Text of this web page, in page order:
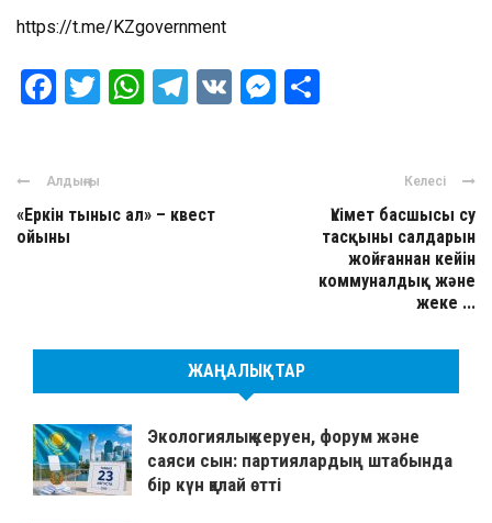
https://t.me/KZgovernment
Facebook
Twitter
WhatsApp
Telegram
VK Messenger
Алдыңғы
«Еркін тыныс ал» – квест
ойыны
Келесі
Үкімет басшысы су
тасқыны салдарын
жойғаннан кейін
коммуналдық және
жеке ...
ЖАҢАЛЫҚТАР
Экологиялық керуен, форум және
саяси сын: партиялардың штабында
бір күн қалай өтті